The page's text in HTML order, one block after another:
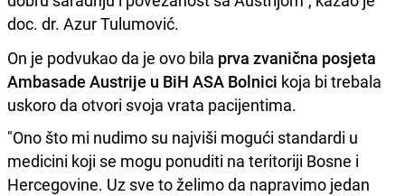
doc. dr. Azur Tulumović.
On je podvukao da je ovo bila prva zvanična posjeta
Ambasade Austrije u BiH ASA Bolnici koja bi trebala
uskoro da otvori svoja vrata pacijentima.
"Ono što mi nudimo su najviši mogući standardi u
medicini koji se mogu ponuditi na teritoriji Bosne i
Hercegovine. Uz sve to želimo da napravimo jedan